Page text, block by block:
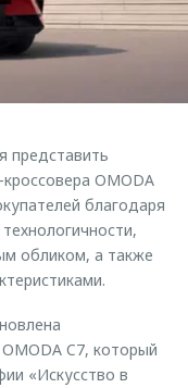
представить
OMODA
благодаря
обликом, а также
C7, который
«Искусство в